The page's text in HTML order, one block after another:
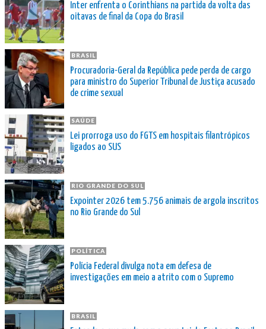
Inter enfrenta o Corinthians na partida da volta das
oitavas de final da Copa do Brasil
BRASIL
Procuradoria-Geral da República pede perda de cargo
para ministro do Superior Tribunal de Justiça acusado
de crime sexual
SAÚDE
Lei prorroga uso do FGTS em hospitais filantrópicos
ligados ao SUS
RIO GRANDE DO SUL
Expointer 2026 tem 5.756 animais de argola inscritos
no Rio Grande do Sul
POLÍTICA
Polícia Federal divulga nota em defesa de
investigações em meio a atrito com o Supremo
BRASIL